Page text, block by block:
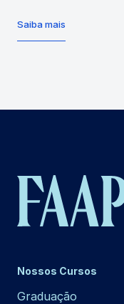
Saiba mais
Nossos Cursos
Graduação